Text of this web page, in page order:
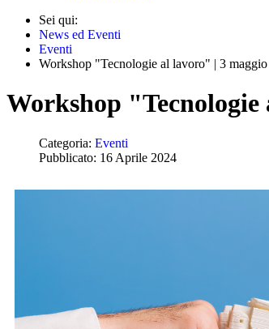
Sei qui:
News ed Eventi
Eventi
Workshop "Tecnologie al lavoro" | 3 maggio
Workshop
Categoria: Eventi
Pubblicato: 16 Aprile 2024